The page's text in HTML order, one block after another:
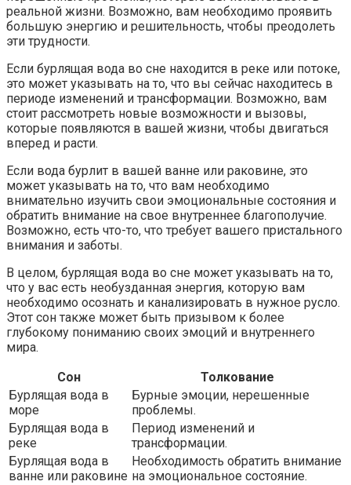
реальной жизни. Возможно, вам необходимо проявить
большую энергию и решительность, чтобы преодолеть
эти трудности.
Если бурлящая вода во сне находится в реке или потоке,
это может указывать на то, что вы сейчас находитесь в
периоде изменений и трансформации. Возможно, вам
стоит рассмотреть новые возможности и вызовы,
которые появляются в вашей жизни, чтобы двигаться
вперед и расти.
Если вода бурлит в вашей ванне или раковине, это
может указывать на то, что вам необходимо
внимательно изучить свои эмоциональные состояния и
обратить внимание на свое внутреннее благополучие.
Возможно, есть что-то, что требует вашего пристального
внимания и заботы.
В целом, бурлящая вода во сне может указывать на то,
что у вас есть необузданная энергия, которую вам
необходимо осознать и канализировать в нужное русло.
Этот сон также может быть призывом к более
глубокому пониманию своих эмоций и внутреннего
мира.
Сон
Толкование
Бурлящая вода в
море
Бурные эмоции, нерешенные
проблемы.
Бурлящая вода в
реке
Период изменений и
трансформации.
Бурлящая вода в
ванне или раковине
Необходимость обратить внимание
на эмоциональное состояние.